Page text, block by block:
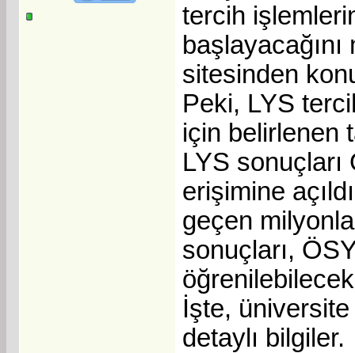
tercih
sitesinden
Peki, LYS
için belirlenen
LYS sonuçları
erişimine
geçen
sonuçları,
İşte, üniversite
detaylı bilgiler.